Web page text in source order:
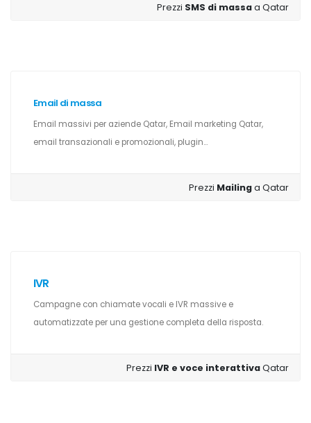
Prezzi SMS di massaa Qatar
Email di massa
Email massivi per aziende Qatar, Email marketing Qatar,
email transazionali e promozionali, plugin...
Prezzi Mailinga Qatar
IVR
Campagne con chiamate vocali e IVR massive e
automatizzate per una gestione completa della risposta.
Prezzi IVR e voce interattivaQatar